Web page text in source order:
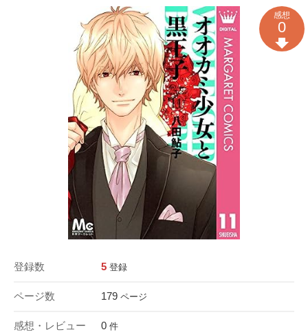
登録数 5 登録
ページ数 179 ページ
感想・レビュー 0 件
感想
0